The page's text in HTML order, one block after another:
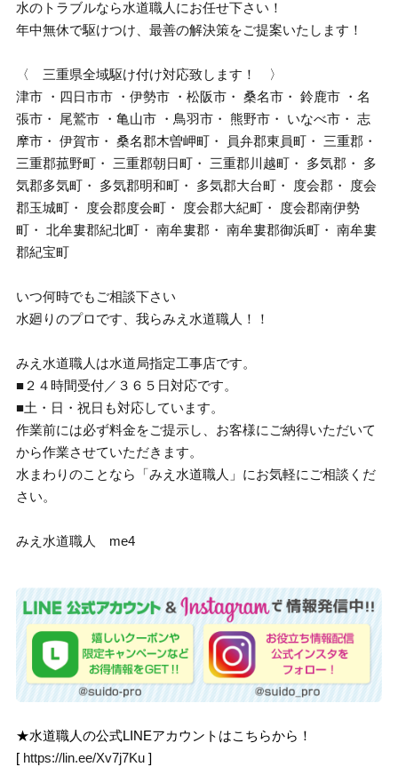
水のトラブルなら水道職人にお任せ下さい！
年中無休で駆けつけ、最善の解決策をご提案いたします！
〈 三重県全域駆け付け対応致します！ 〉
津市 ・四日市市 ・伊勢市 ・松阪市・ 桑名市・ 鈴鹿市 ・名
張市・ 尾鷲市 ・亀山市 ・鳥羽市・ 熊野市・ いなべ市・ 志
摩市・ 伊賀市・ 桑名郡木曽岬町・ 員弁郡東員町・ 三重郡・
三重郡菰野町・ 三重郡朝日町・ 三重郡川越町・ 多気郡・ 多
気郡多気町・ 多気郡明和町・ 多気郡大台町・ 度会郡・ 度会
郡玉城町・ 度会郡度会町・ 度会郡大紀町・ 度会郡南伊勢
町・ 北牟婁郡紀北町・ 南牟婁郡・ 南牟婁郡御浜町・ 南牟婁
郡紀宝町
いつ何時でもご相談下さい
水廻りのプロです、我らみえ水道職人！！
みえ水道職人は水道局指定工事店です。
■２４時間受付／３６５日対応です。
■土・日・祝日も対応しています。
作業前には必ず料金をご提示し、お客様にご納得いただいて
から作業させていただきます。
水まわりのことなら「みえ水道職人」にお気軽にご相談くだ
さい。
みえ水道職人 me4
★水道職人の公式LINEアカウントはこちらから！
[ https://lin.ee/Xv7j7Ku ]